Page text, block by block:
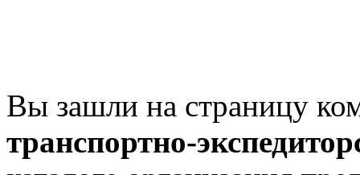
Вы зашли на страницу
транспортно-